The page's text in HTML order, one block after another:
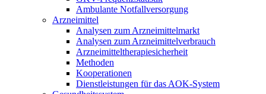
Ambulante Notfallversorgung
Arzneimittel
Analysen zum Arzneimittelmarkt
Analysen zum Arzneimittelverbrauch
Arzneimitteltherapiesicherheit
Methoden
Kooperationen
Dienstleistungen für das AOK-System